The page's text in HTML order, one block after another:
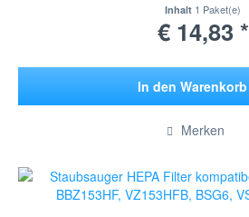
Inhalt 1 Paket(e)
€ 14,83 *
In den Warenkorb
Hinzugefügt
Merken